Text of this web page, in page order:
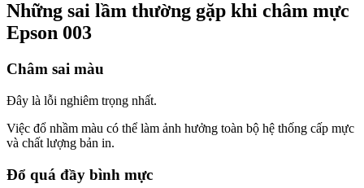
Những sai lầm thường gặp khi châm mực
Epson 003
Châm sai màu
Đây là lỗi nghiêm trọng nhất.
Việc đổ nhầm màu có thể làm ảnh hưởng toàn bộ hệ thống cấp mực
và chất lượng bản in.
Đổ quá đầy bình mực